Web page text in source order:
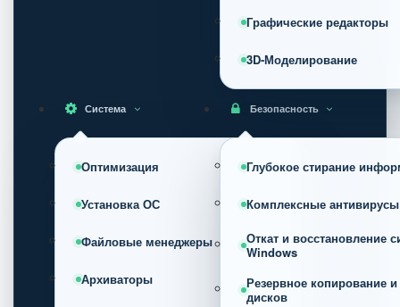
Графические редакторы
3D-Моделирование
Система
Оптимизация
Установка ОС
Файловые менеджеры
Архиваторы
Безопасность
Глубокое стирание
Комплексные антивирусы
Откат и восстановление
Windows
Резервное копирование
дисков